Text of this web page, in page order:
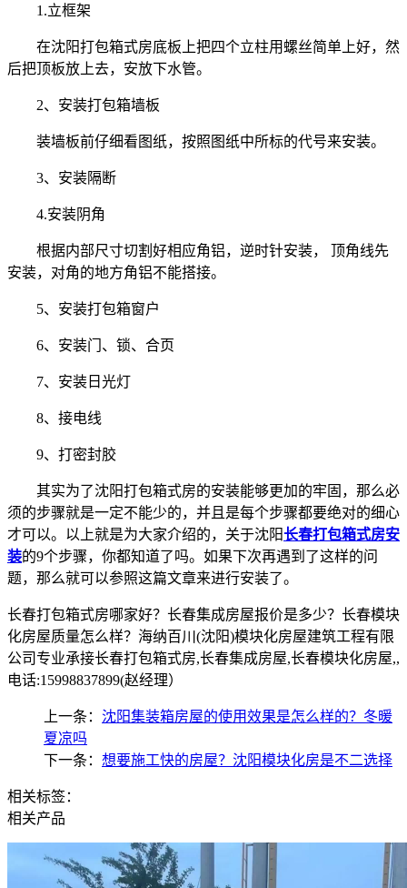
1.立框架
在沈阳打包箱式房底板上把四个立柱用螺丝简单上好，然
后把顶板放上去，安放下水管。
2、安装打包箱墙板
装墙板前仔细看图纸，按照图纸中所标的代号来安装。
3、安装隔断
4.安装阴角
根据内部尺寸切割好相应角铝，逆时针安装， 顶角线先
安装，对角的地方角铝不能搭接。
5、安装打包箱窗户
6、安装门、锁、合页
7、安装日光灯
8、接电线
9、打密封胶
其实为了沈阳打包箱式房的安装能够更加的牢固，那么必
须的步骤就是一定不能少的，并且是每个步骤都要绝对的细心
才可以。以上就是为大家介绍的，关于沈阳长春打包箱式房安
装的9个步骤，你都知道了吗。如果下次再遇到了这样的问
题，那么就可以参照这篇文章来进行安装了。
长春打包箱式房哪家好？长春集成房屋报价是多少？长春模块
化房屋质量怎么样？海纳百川(沈阳)模块化房屋建筑工程有限
公司专业承接长春打包箱式房,长春集成房屋,长春模块化房屋,,
电话:15998837899(赵经理）
上一条： 沈阳集装箱房屋的使用效果是怎么样的？冬暖
夏凉吗
下一条： 想要施工快的房屋？沈阳模块化房是不二选择
相关标签：
相关产品